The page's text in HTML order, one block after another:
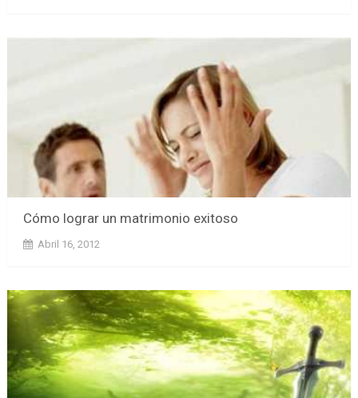
Cómo lograr un matrimonio exitoso
Abril 16, 2012